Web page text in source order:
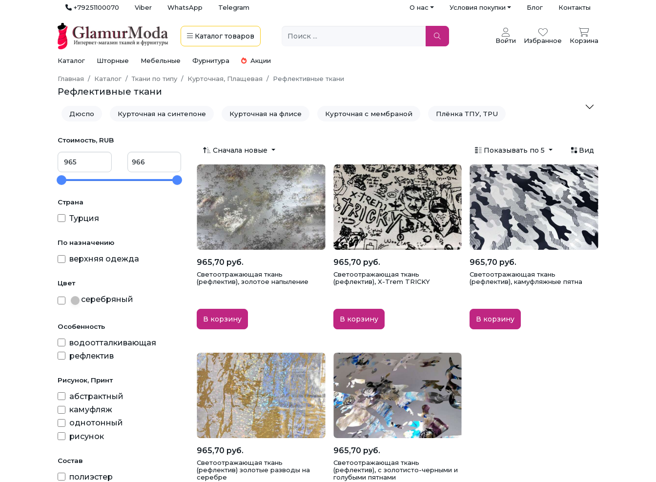
+79251100070 Viber WhatsApp Telegram О нас Условия покупки Блог Контакты
Каталог товаров Войти Избранное Корзина
Каталог Шторные Мебельные Фурнитура Акции
Главная Каталог Ткани по типу Курточная, Плащевая Рефлективные ткани
Рефлективные ткани
Дюспо Курточная на синтепоне Курточная на флисе Курточная с мембраной Плёнка ТПУ, TPU
Рефлективные ткани
Стоимость, RUB
Страна
Турция
По назначению
верхняя одежда
Цвет
серебряный
Особенность
водоотталкивающая
рефлектив
Рисунок, Принт
абстрактный
камуфляж
однотонный
рисунок
Состав
полиэстер
Сначала новые Показывать по 5 Вид
965,70 руб.
Светоотражающая ткань
(рефлектив), золотое напыление
В корзину
965,70 руб.
Светоотражающая ткань
(рефлектив), X-Trem TRICKY
В корзину
965,70 руб.
Светоотражающая ткань
(рефлектив), камуфляжные пятна
В корзину
965,70 руб.
Светоотражающая ткань
(рефлектив) золотые разводы на
серебре
965,70 руб.
Светоотражающая ткань
(рефлектив), с золотисто-черными и
голубыми пятнами